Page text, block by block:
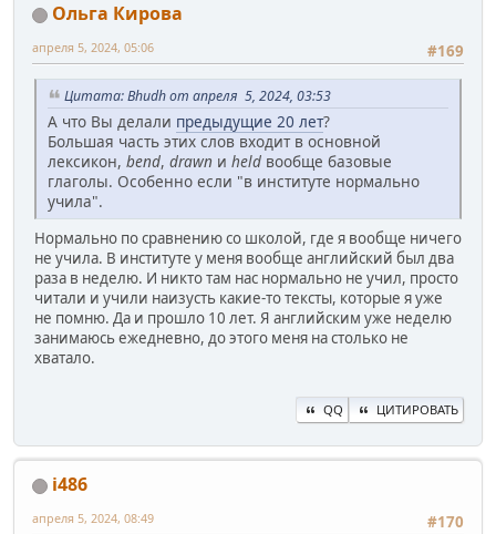
Ольга Кирова
#169
апреля 5, 2024, 05:06
Цитата: Bhudh от апреля 5, 2024, 03:53
А что Вы делали предыдущие 20 лет?
Большая часть этих слов входит в основной
лексикон, bend, drawn и held вообще базовые
глаголы. Особенно если "в институте нормально
учила".
Нормально по сравнению со школой, где я вообще ничего
не учила. В институте у меня вообще английский был два
раза в неделю. И никто там нас нормально не учил, просто
читали и учили наизусть какие-то тексты, которые я уже
не помню. Да и прошло 10 лет. Я английским уже неделю
занимаюсь ежедневно, до этого меня на столько не
хватало.
QQ ЦИТИРОВАТЬ
i486
#170
апреля 5, 2024, 08:49